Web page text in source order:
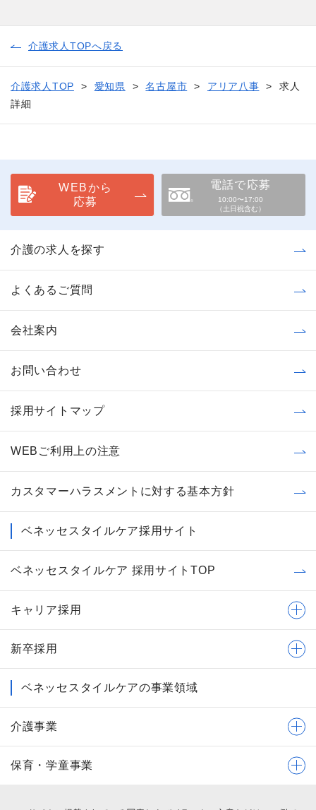
介護求人TOPへ戻る
介護求人TOP 愛知県 名古屋市 アリア八事
求人
詳細
WEBから
応募
電話で応募
10:00〜17:00
（土日祝含む）
介護の求人を探す
よくあるご質問
会社案内
お問い合わせ
採用サイトマップ
WEBご利用上の注意
カスタマーハラスメントに対する基本方針
ベネッセスタイルケア採用サイト
ベネッセスタイルケア 採用サイトTOP
キャリア採用
新卒採用
ベネッセスタイルケアの事業領域
介護事業
保育・学童事業